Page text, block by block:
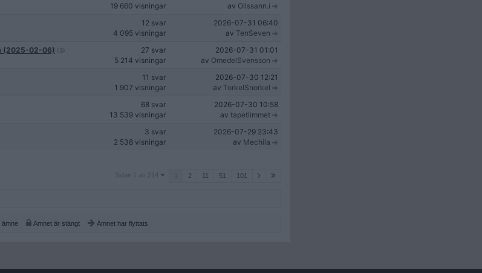
19 660 visningar
av Ollssann.i
12 svar
4 095 visningar
2026-07-31 06:40
av TenSeven
(2025-02-06) (3)
27 svar
5 214 visningar
2026-07-31 01:01
av OmedelSvensson
11 svar
1 907 visningar
2026-07-30 12:21
av TorkelSnorkel
68 svar
13 539 visningar
2026-07-30 10:58
av tapetlimmet
3 svar
2 538 visningar
2026-07-29 23:43
av Mechila
Sidan
Sidan 1 av 214 2 11 51 101
ämne Ämnet är stängt Ämnet har flyttats